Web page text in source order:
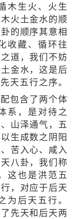
木生火、火生
火土金水的顺
的顺序其意相
收藏、循环往
道，我们不妨
金水，这是后
天五行之序。
包含了两个体
系，是对待之
山泽通气，五
生成数之阴阳
苦入心、咸入
八卦，我们称
这也是洪范五
，对应于后天
为后天五行。
先天和后天两